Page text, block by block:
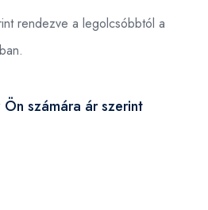
rendezve a legolcsóbbtól a
számára ár szerint